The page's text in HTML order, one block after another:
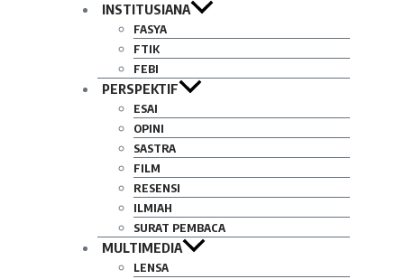
INSTITUSIANA
FASYA
FTIK
FEBI
PERSPEKTIF
ESAI
OPINI
SASTRA
FILM
RESENSI
ILMIAH
SURAT PEMBACA
MULTIMEDIA
LENSA